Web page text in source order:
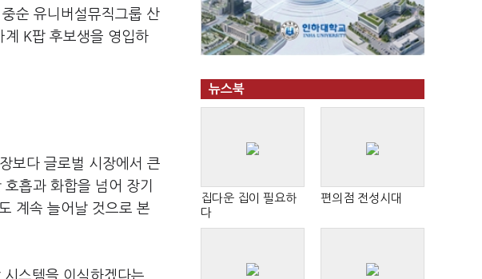
순 유니버설뮤직그룹 산
K팝 후보생을 영입하
보다 글로벌 시장에서 큰
흡과 화합을 넘어 장기
계속 늘어날 것으로 본
스템을 이식하겠다는
뉴스북
집다운 집이 필요하
다
편의점 전성시대